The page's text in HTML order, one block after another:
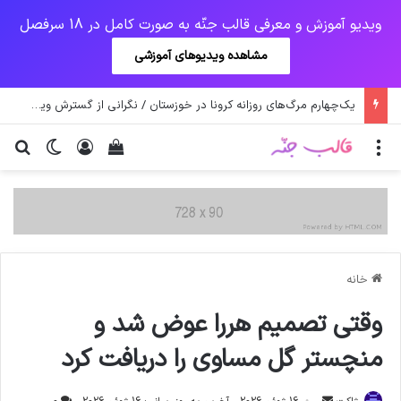
ویدیو آموزش و معرفی قالب جنّه به صورت کامل در 18 سرفصل
مشاهده ویدیوهای آموزشی
یک‌چهارم مرگ‌های روزانه کرونا در خوزستان / نگرانی از گسترش ویروس انگلیسی در تهران
تغییر ورود
دیدن سبد خرید منو
خانه
وقتی تصمیم هررا عوض شد و
منچستر گل مساوی را دریافت کرد